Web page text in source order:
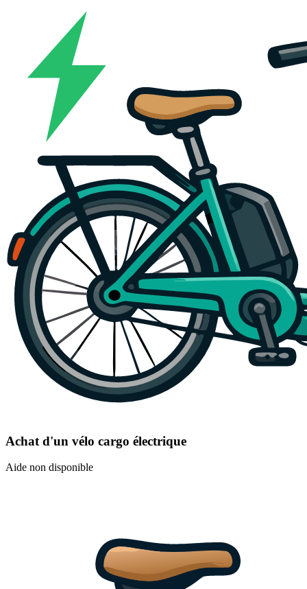
Achat d'un vélo cargo électrique
Aide non disponible